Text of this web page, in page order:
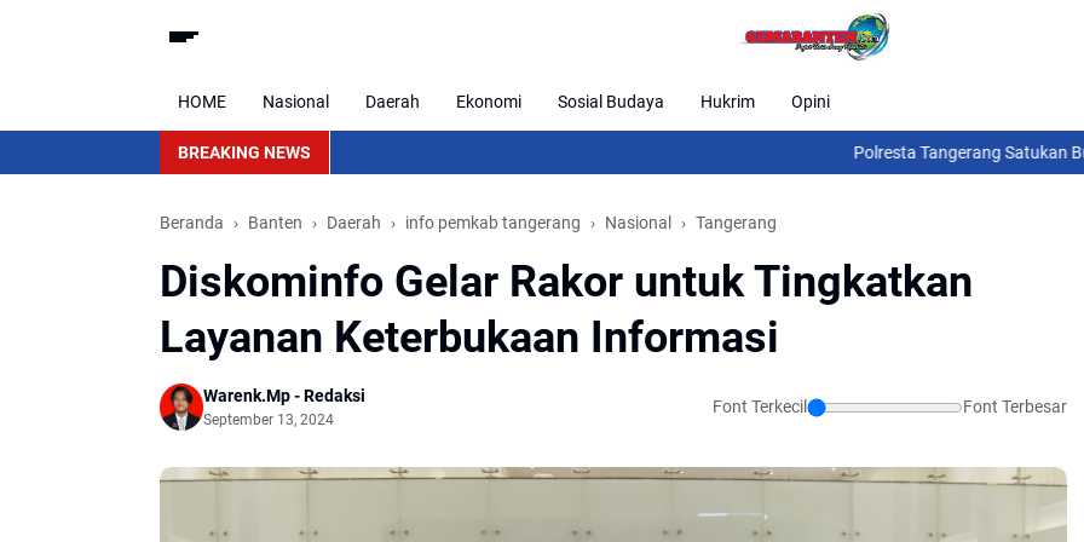
HOME Nasional Daerah Ekonomi Sosial Budaya Hukrim Opini
BREAKING NEWS Polresta Tangerang Satukan Buruh,
Beranda Banten Daerah info pemkab tangerang Nasional Tangerang
Diskominfo Gelar Rakor untuk Tingkatkan
Layanan Keterbukaan Informasi
Warenk.Mp - Redaksi
September 13, 2024
Font Terkecil Font Terbesar